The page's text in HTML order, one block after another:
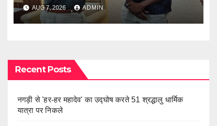
AUG 7, 2026 ADMIN
Recent Posts
नगड़ी से 'हर-हर महादेव' का उद्घोष करते 51 श्रद्धालु धार्मिक
यात्रा पर निकले